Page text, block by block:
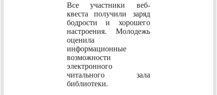
Все участники веб-
квеста получили заряд
бодрости и хорошего
настроения. Молодежь
оценила
информационные
возможности
электронного
читального зала
библиотеки.